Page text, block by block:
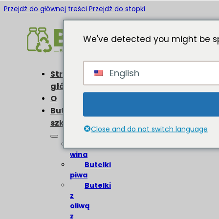
Przejdź do głównej treści Przejdź do stopki
Strona
główna
O
Butelki
szklane
wina
Butelki
piwa
Butelki
z
oliwą
z
We've detected you might be
English
Close and do not switch language